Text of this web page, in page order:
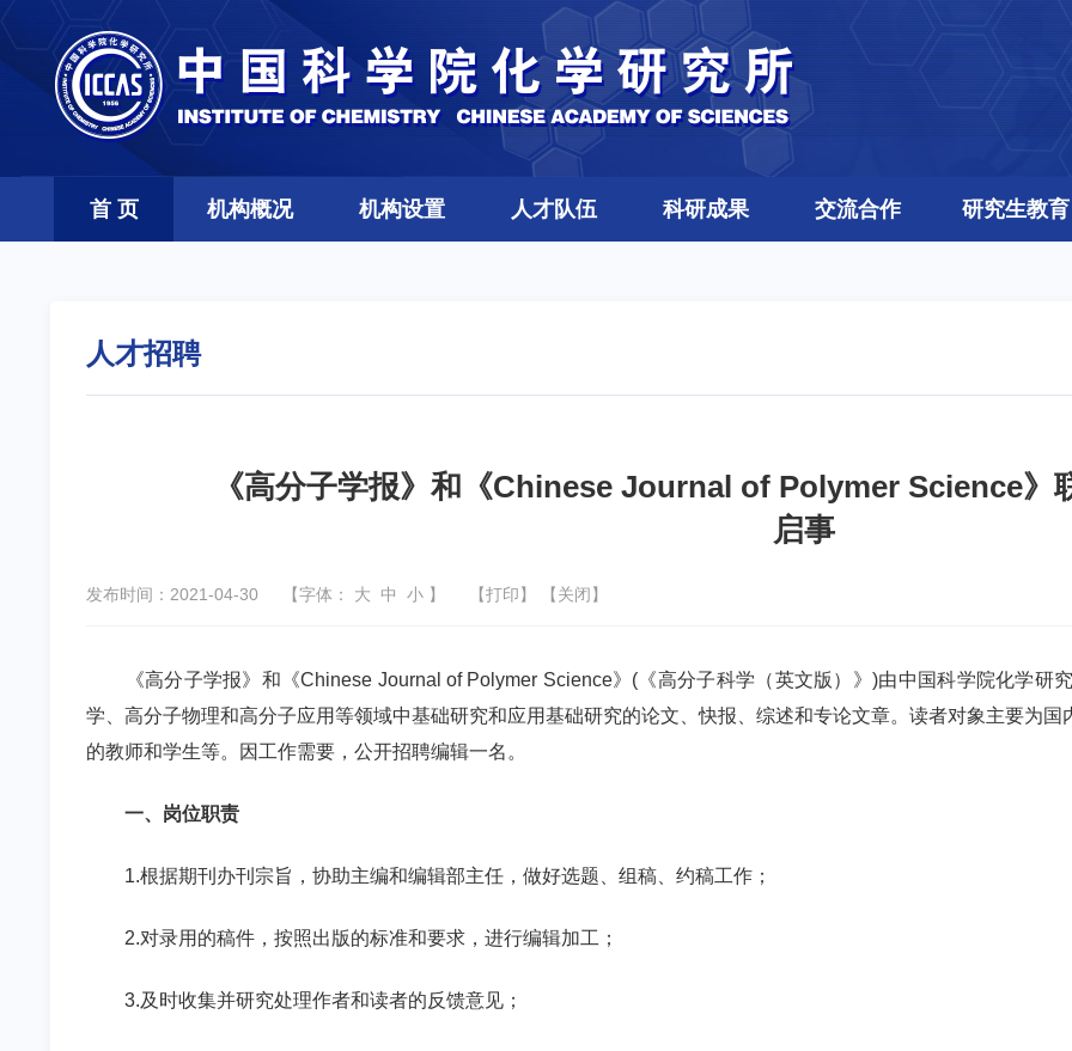
首 页 机构概况 机构设置 人才队伍 科研成果 交流合作 研究生教育
人才招聘
《高分子学报》和《Chinese Journal of Polymer Science》
启事
发布时间：2021-04-30 【字体： 大 中 小 】 【打印】 【关闭】
《高分子学报》和《Chinese Journal of Polymer Science》 ( 《高分子科学（英文版）》)由中国科学院化学研
学、高分子物理和高分子应用等领域中基础研究和应用基础研究的论文、快报、综述和专论文章。读者对象主要为
的教师和学生等。因工作需要，公开招聘编辑一名。
一、岗位职责
1.根据期刊办刊宗旨，协助主编和编辑部主任，做好选题、组稿、约稿工作；
2.对录用的稿件，按照出版的标准和要求，进行编辑加工；
3.及时收集并研究处理作者和读者的反馈意见；